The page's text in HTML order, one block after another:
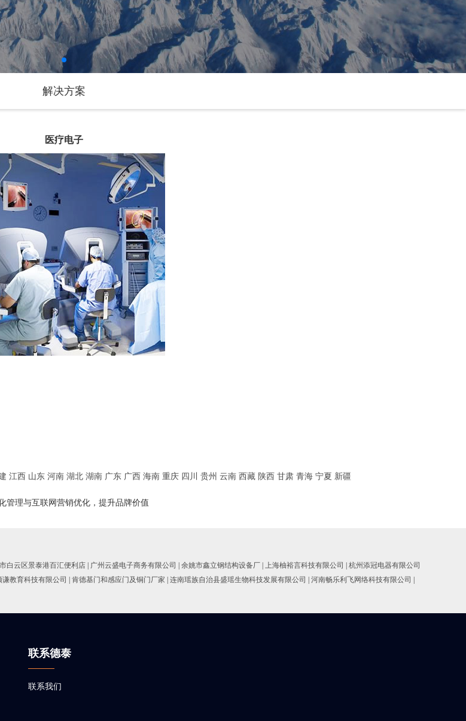
解决方案
医疗电子
江西 山东 河南 湖北 湖南 广东 广西 海南 重庆 四川 贵州 云南 西藏 陕西 甘肃 青海 宁夏 新疆
管理与互联网营销优化，提升品牌价值
白云区景泰港百汇便利店 广州云盛电子商务有限公司 余姚市鑫立钢结构设备厂 上海柚裕言科技有限公司
杭州添冠电器有限公司
谦教育科技有限公司 肯德基门和感应门及铜门厂家 连南瑶族自治县盛瑶生物科技发展有限公司 河南畅乐利飞网络科技有限公司
联系德泰
联系我们